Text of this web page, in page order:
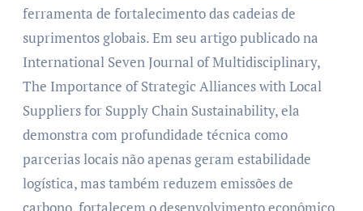
ferramenta de fortalecimento das cadeias de
suprimentos globais. Em seu artigo publicado na
International Seven Journal of Multidisciplinary,
The Importance of Strategic Alliances with Local
Suppliers for Supply Chain Sustainability, ela
demonstra com profundidade técnica como
parcerias locais não apenas geram estabilidade
logística, mas também reduzem emissões de